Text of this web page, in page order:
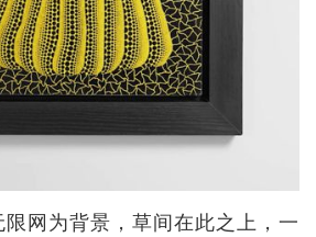
网为背景，草间在此之上，一